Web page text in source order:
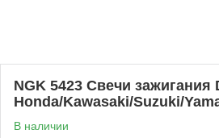
NGK 5423 Свечи зажигания
Honda/Kawasaki/Suzuki/
В наличии